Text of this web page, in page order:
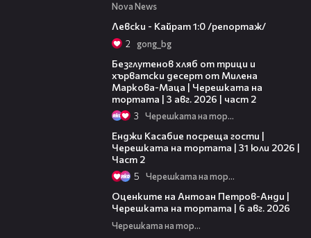
Nova News
Левски - Кайрат 1:0 /репортаж/
2 gong_bg
Безглутенов хляб от трици и
хърватски десерт от Милена
Маркова-Маца | Черешката на
тортата | 3 авг. 2026 | част 2
3 Черешката на тортата
Енджи Касабие посреща гости |
Черешката на тортата | 31 юли 2026 |
Част 2
5 Черешката на тортата
Оценките на Антоан Петров-Анди |
Черешката на тортата | 6 авг. 2026
Черешката на тортата